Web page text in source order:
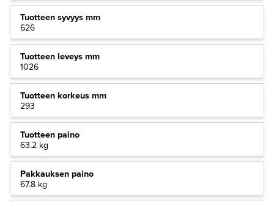
Tuotteen syvyys mm
626
Tuotteen leveys mm
1026
Tuotteen korkeus mm
293
Tuotteen paino
63.2 kg
Pakkauksen paino
67.8 kg